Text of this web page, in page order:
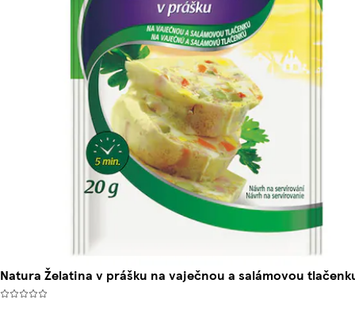
Natura Želatina v prášku na vaječnou a salámovou